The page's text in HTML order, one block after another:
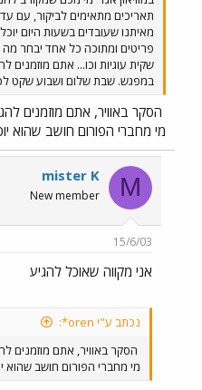
תאריכים מתאימים לביקור, עם
מאיתנו שעובדים בשעות היום
פריטים ומתוכה כל אחד יבחר
שקית עוגיות וכו... אתם מוזמנים
במפגש. שבת שלום ושבוע שקט
הסקר באוויר, אתם מוזמנים
מי מחברי הפורום חושב שהוא
M
mister K
New member
15/6/03
אני מקווה שאוכל להגיע
נכתב ע"י oren*:
הסקר באוויר, אתם מוזמנים
מי מחברי הפורום חושב שהוא